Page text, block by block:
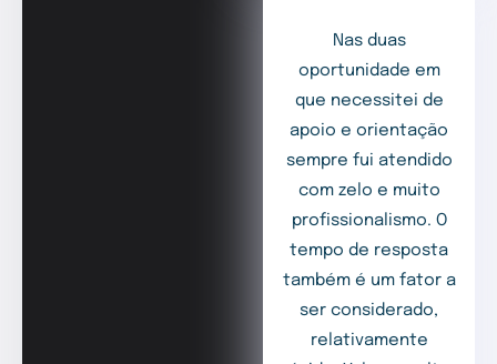
Nas duas
oportunidade em
que necessitei de
apoio e orientação
sempre fui atendido
com zelo e muito
profissionalismo. O
tempo de resposta
também é um fator a
ser considerado,
relativamente